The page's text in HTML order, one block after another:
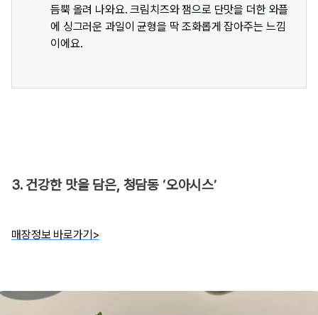
듬뿍 올려 나와요. 크림치즈와 잼으로 단맛을 더한 와플
에 싱그러운 과일이 균형을 딱 조화롭게 잡아주는 느낌
이에요.
3. 건강한 맛을 담은, 청담동 ‘오아시스’
매장정보 바로가기>